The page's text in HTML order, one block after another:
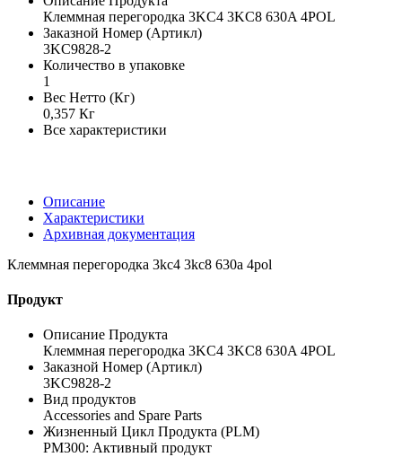
Клеммная перегородка 3KC4 3KC8 630A 4POL
Заказной Номер (Артикл)
3KC9828-2
Количество в упаковке
1
Вес Нетто (Кг)
0,357 Кг
Все характеристики
Описание
Характеристики
Архивная документация
Клеммная перегородка 3kc4 3kc8 630a 4pol
Продукт
Описание Продукта
Клеммная перегородка 3KC4 3KC8 630A 4POL
Заказной Номер (Артикл)
3KC9828-2
Вид продуктов
Accessories and Spare Parts
Жизненный Цикл Продукта (PLM)
PM300: Активный продукт